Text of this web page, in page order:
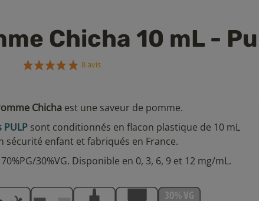
Chicha 10 mL -
8 avis
Chichaest une saveur de pomme.
PULPsont conditionnés en flacon plastique de 10 mL
sécurité enfant et fabriqués en France.
30%VG. Disponible en 0, 3, 6, 9 et 12 mg/mL.